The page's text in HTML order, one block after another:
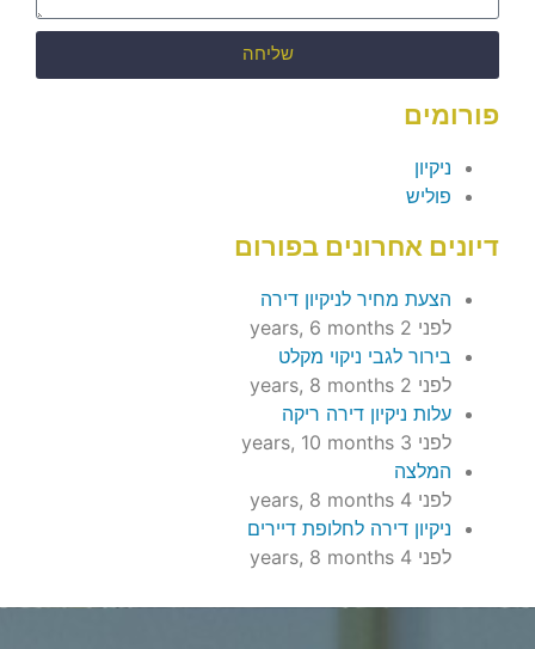
שליחה
פורומים
ניקיון
פוליש
דיונים אחרונים בפורום
הצעת מחיר לניקיון דירה
לפני 2 years, 6 months
בירור לגבי ניקוי מקלט
לפני 2 years, 8 months
עלות ניקיון דירה ריקה
לפני 3 years, 10 months
המלצה
לפני 4 years, 8 months
ניקיון דירה לחלופת דיירים
לפני 4 years, 8 months